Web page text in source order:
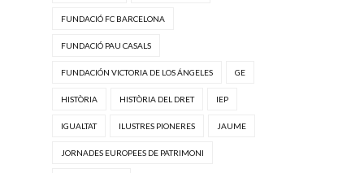
FUNDACIÓ FC BARCELONA
FUNDACIÓ PAU CASALS
FUNDACIÓN VICTORIA DE LOS ÁNGELES GE
HISTÒRIA HISTÒRIA DEL DRET IEP
IGUALTAT ILUSTRES PIONERES JAUME
JORNADES EUROPEES DE PATRIMONI